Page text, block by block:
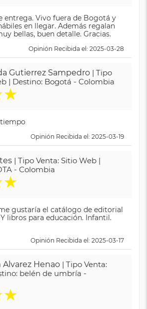
entrega. Vivo fuera de Bogotá y
en llegar. Además regalan
bellas, buen detalle. Gracias.
Opinión Recibida el: 2025-03-28
Gutierrez Sampedro | Tipo
| Destino: Bogotá - Colombia
★
Opinión Recibida el: 2025-03-19
| Tipo Venta: Sitio Web |
- Colombia
★
gustaría el catálogo de editorial
libros para educación. Infantil.
Opinión Recibida el: 2025-03-17
Henao | Tipo Venta:
belén de umbría -
★